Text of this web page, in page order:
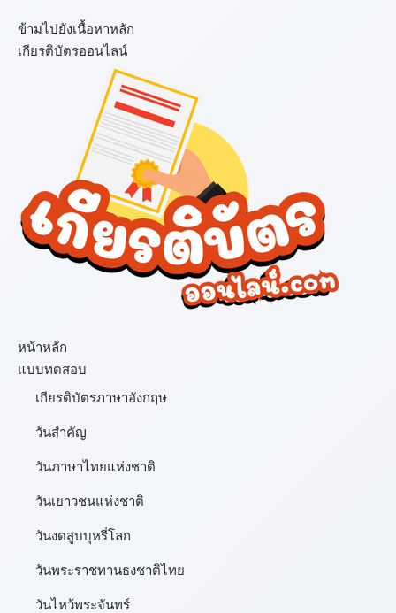
ข้ามไปยังเนื้อหาหลัก
เกียรติบัตรออนไลน์
หน้าหลัก
แบบทดสอบ
เกียรติบัตรภาษาอังกฤษ
วันสำคัญ
วันภาษาไทยแห่งชาติ
วันเยาวชนแห่งชาติ
วันงดสูบบุหรี่โลก
วันพระราชทานธงชาติไทย
วันไหว้พระจันทร์​